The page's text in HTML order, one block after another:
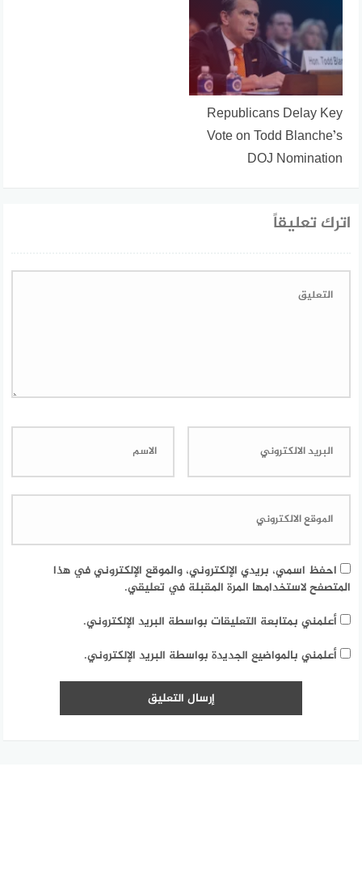
Republicans Delay Key
Vote on Todd Blanche’s
DOJ Nomination
اترك تعليقاً
احفظ اسمي، بريدي الإلكتروني، والموقع الإلكتروني في هذا
المتصفح لاستخدامها المرة المقبلة في تعليقي.
أعلمني بمتابعة التعليقات بواسطة البريد الإلكتروني.
أعلمني بالمواضيع الجديدة بواسطة البريد الإلكتروني.